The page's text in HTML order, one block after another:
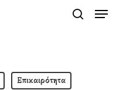
Επικαιρότητα